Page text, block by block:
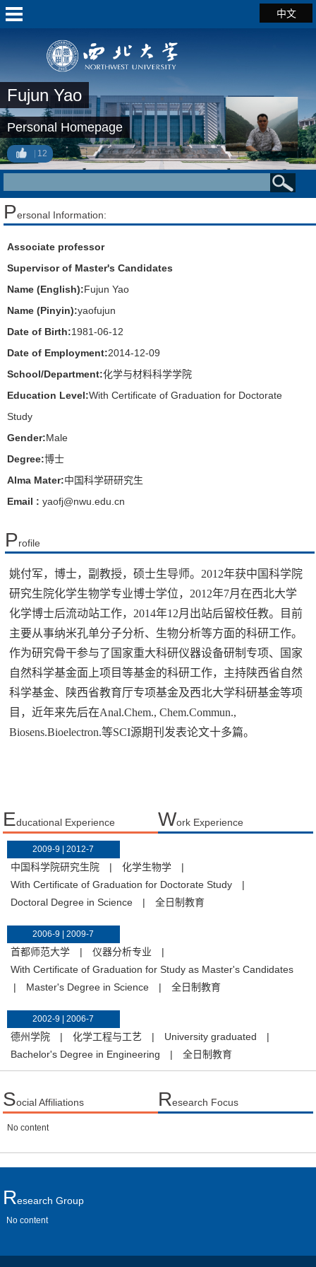
中文
Fujun Yao
Personal Homepage
12
Personal Information:
Associate professor
Supervisor of Master's Candidates
Name (English):Fujun Yao
Name (Pinyin):yaofujun
Date of Birth:1981-06-12
Date of Employment:2014-12-09
School/Department:化学与材料科学学院
Education Level:With Certificate of Graduation for Doctorate
Study
Gender:Male
Degree:博士
Alma Mater:中国科学研研究生
Email : yaofj@nwu.edu.cn
Profile
姚付军，博士，副教授，硕士生导师。 2012年获中国科学院
研究生院化学生物学专业博士学位， 2012年7月在西北大学
化学博士后流动站工作，2014年12月出站后留校任教。目前
主要从事纳米孔单分子分析、生物分析等方面的科研工作。
作为研究骨干参与了国家重大科研仪器设备研制专项、国家
自然科学基金面上项目等基金的科研工作，主持陕西省自然
科学基金、陕西省教育厅专项基金及西北大学科研基金等项
目，近年来先后在Anal.Chem., Chem.Commun.,
Biosens.Bioelectron.等SCI源期刊发表论文十多篇。
Educational Experience Work Experience
2009-9 | 2012-7
中国科学院研究生院 | 化学生物学
|
With Certificate of Graduation for Doctorate Study
|
Doctoral Degree in Science
| 全日制教育
2006-9 | 2009-7
首都师范大学 | 仪器分析专业
|
With Certificate of Graduation for Study as Master's Candidates
|
Master's Degree in Science | 全日制教育
2002-9 | 2006-7
德州学院 | 化学工程与工艺 | University graduated
|
Bachelor's Degree in Engineering
| 全日制教育
Social Affiliations Research Focus
No content
REsearch Group
No content